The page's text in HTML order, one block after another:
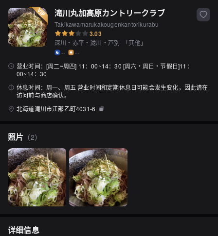
滝川丸加高原カントリークラブ
Takikawamarukakougenkantorikurabu
3.03
深川・赤平・泷川・芦别 「其他」
--
--
营业时间： [周二~周四] 11：00~14：30 [周六・周日・节假日]11：
00~14：30
休息时间： 周一、周五 营业时间和定期休息日可能会发生变化，因此请在
访问前与商店确认。
北海道滝川市江部乙町4031-6
照片 （2）
详细信息